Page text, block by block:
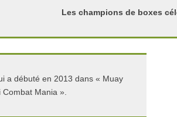
Les champions de boxes
a débuté en 2013 dans « Muay
Combat Mania ».